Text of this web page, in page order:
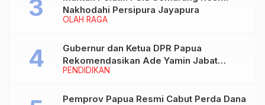
OLAH RAGA
Nakhodahi Persipura Jayapura
PENDIDIKAN
Gubernur dan Ketua DPR Papua
Rekomendasikan Ade Yamin Jabat
Rektor IAIN Fattahul Muluk Papua
Pemprov Papua Resmi Cabut Perda Dana